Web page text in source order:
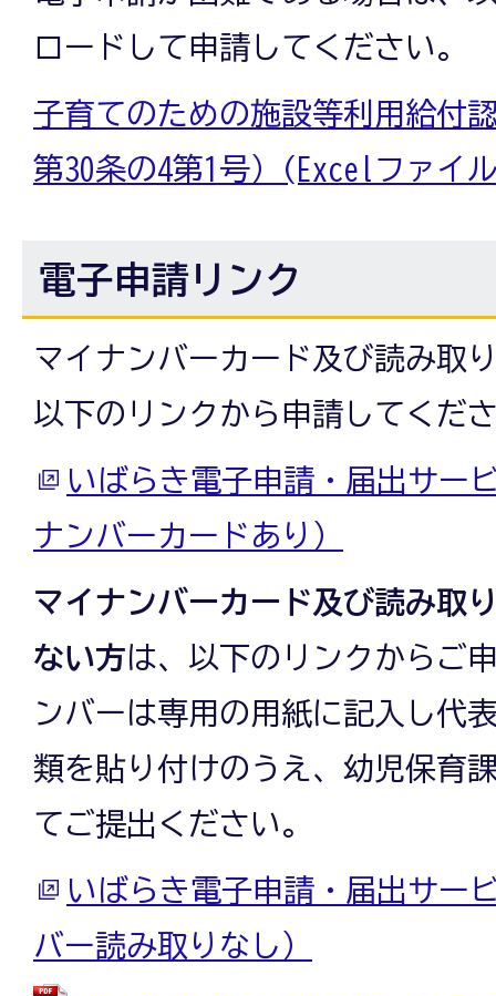
ロードして申請してください。
子育てのための施設等利用給付
第30条の4第1号）(Excelファイ
電子申請リンク
マイナンバーカード及び読み取
以下のリンクから申請してくだ
いばらき電子申請・届出サー
ナンバーカードあり）
マイナンバーカード及び読み取
ない方は、以下のリンクからご
ンバーは専用の用紙に記入し代
類を貼り付けのうえ、幼児保育
てご提出ください。
いばらき電子申請・届出サー
バー読み取りなし）